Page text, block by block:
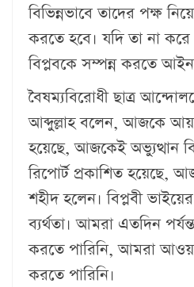
বিভিন্নভাবে তাদের পক্ষ
করতে হবে। যদি তা না করে
বিপ্লবকে সম্পন্ন করতে
বৈষম্যবিরোধী ছাত্র
আব্দুল্লাহ বলেন, আজকে
হয়েছে, আজকেই অভ্যুত্থান
রিপোর্ট প্রকাশিত হয়েছে,
শহীদ হলেন। বিপ্লবী
ব্যর্থতা। আমরা এতদিন
করতে পারিনি, আমরা
করতে পারিনি।